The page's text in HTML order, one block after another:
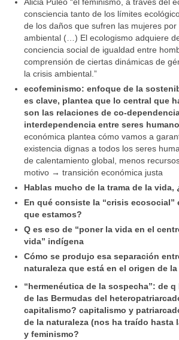
Alicia Puleo “el feminismo, a través del
consciencia tanto de los límites
de los daños que sufren las mujeres
ambiental (…) El ecologismo adquiere
conciencia social de igualdad entre
comprensión de ciertas dinámicas de
la crisis ambiental.”
ecofeminismo: enfoque de la
es clave, plantea que lo central que
son las relaciones de co-
interdependencia entre seres
económica plantea cómo vamos a
existencia dignas a todos los seres
de calentamiento global, menos
motivo → transición económica justa
Hablas mucho de la trama de la vida,
En qué consiste la “crisis ecosocial”
que estamos?
Q es eso de “poner la vida en el
vida” indígena
Cómo se produjo esa separación
naturaleza que está en el origen de
“hermenéutica de la sospecha”: de
de las Bermudas del
capitalismo? capitalismo y
de la naturaleza (nos ha traído hasta
y feminismo?